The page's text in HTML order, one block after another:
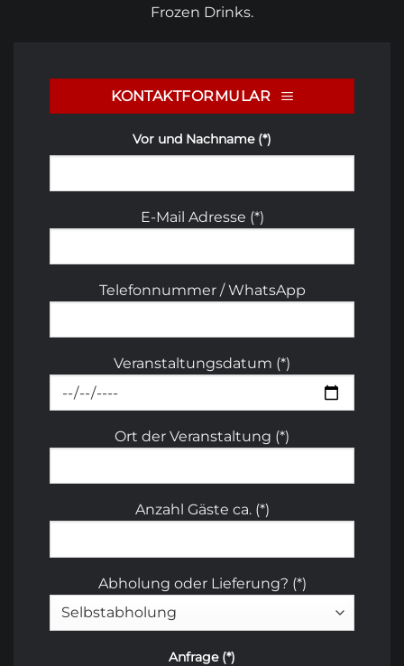
Frozen Drinks.
KONTAKTFORMULAR
Vor und Nachname (*)
E-Mail Adresse (*)
Telefonnummer / WhatsApp
Veranstaltungsdatum (*)
Ort der Veranstaltung (*)
Anzahl Gäste ca. (*)
Abholung oder Lieferung? (*)
Anfrage (*)